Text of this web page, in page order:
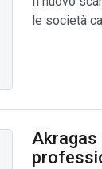
le società
Akragas